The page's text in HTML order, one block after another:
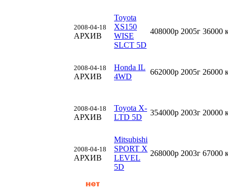
2008-04-18
АРХИВ
Toyota
XS150
WISE
SLCT 5D
408000р 2005г 36000
2008-04-18
АРХИВ
Honda IL
4WD
662000р 2005г 26000
2008-04-18
АРХИВ
Toyota X-
LTD 5D
354000р 2003г 20000
2008-04-18
АРХИВ
Mitsubishi
SPORT X
LEVEL
5D
268000р 2003г 67000